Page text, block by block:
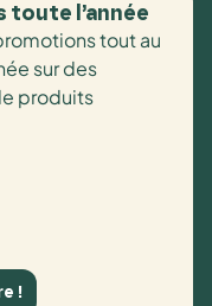
toute l’année
tout au
sur des
produits
!